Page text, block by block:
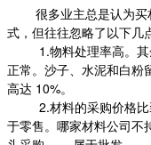
很多业主总是认为买
式，但往往忽略了以下几
1.物料处理率高。其
正常。沙子、水泥和白粉
高达 10%。
2.材料的采购价格比
于零售。哪家材料公司不